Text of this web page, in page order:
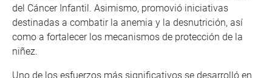
del Cáncer Infantil. Asimismo, promovió iniciativas
destinadas a combatir la anemia y la desnutrición, así
como a fortalecer los mecanismos de protección de la
niñez.
Uno de los esfuerzos más significativos se desarrolló en